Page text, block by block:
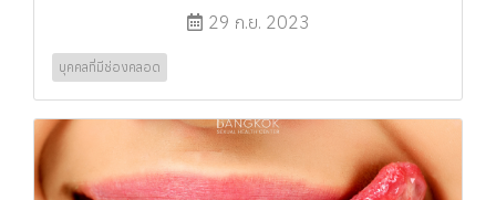
29 ก.ย. 2023
บุคคลที่มีช่องคลอด